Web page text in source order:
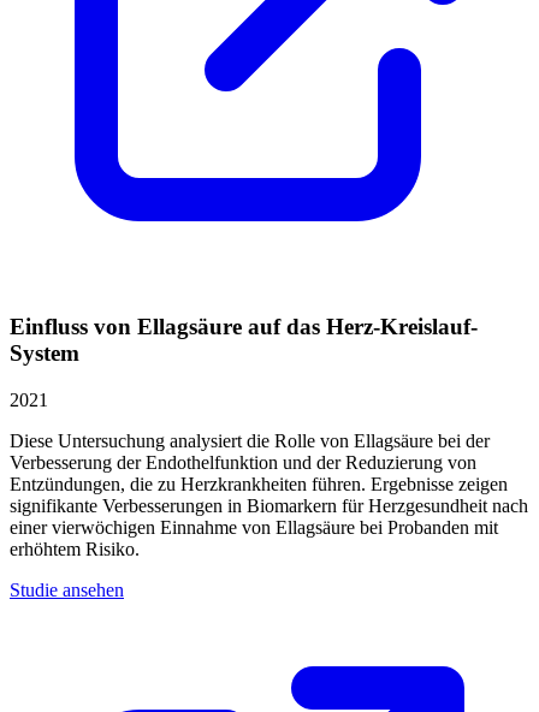
Einfluss von Ellagsäure auf das Herz-Kreislauf-
System
2021
Diese Untersuchung analysiert die Rolle von Ellagsäure bei der
Verbesserung der Endothelfunktion und der Reduzierung von
Entzündungen, die zu Herzkrankheiten führen. Ergebnisse zeigen
signifikante Verbesserungen in Biomarkern für Herzgesundheit nach
einer vierwöchigen Einnahme von Ellagsäure bei Probanden mit
erhöhtem Risiko.
Studie ansehen